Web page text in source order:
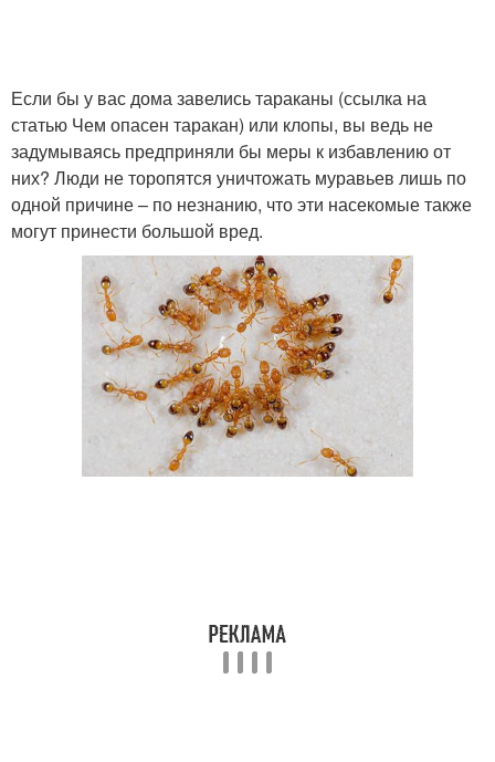
Если бы у вас дома завелись тараканы (ссылка на
статью Чем опасен таракан) или клопы, вы ведь не
задумываясь предприняли бы меры к избавлению от
них? Люди не торопятся уничтожать муравьев лишь по
одной причине – по незнанию, что эти насекомые также
могут принести большой вред.